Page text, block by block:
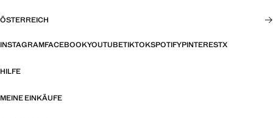
ÖSTERREICH
INSTAGRAMFACEBOOKYOUTUBETIKTOKSPOTIFYPINTERESTX
HILFE
MEINE EINKÄUFE